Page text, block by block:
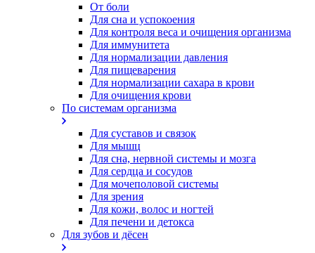
От боли
Для сна и успокоения
Для контроля веса и очищения организма
Для иммунитета
Для нормализации давления
Для пищеварения
Для нормализации сахара в крови
Для очищения крови
По системам организма
Для суставов и связок
Для мышц
Для сна, нервной системы и мозга
Для сердца и сосудов
Для мочеполовой системы
Для зрения
Для кожи, волос и ногтей
Для печени и детокса
Для зубов и дёсен